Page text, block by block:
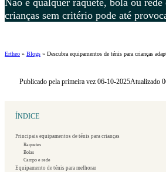
Não é qualquer raquete, bola ou
crianças sem critério pode até
Ertheo » Blogs » Descubra equipamentos de ténis para crianças
Publicado pela primeira vez 06-10-2025Atualizado
ÍNDICE
Principais equipamentos de ténis para crianças
Raquetes
Bolas
Campo e rede
Equipamento de ténis para melhorar